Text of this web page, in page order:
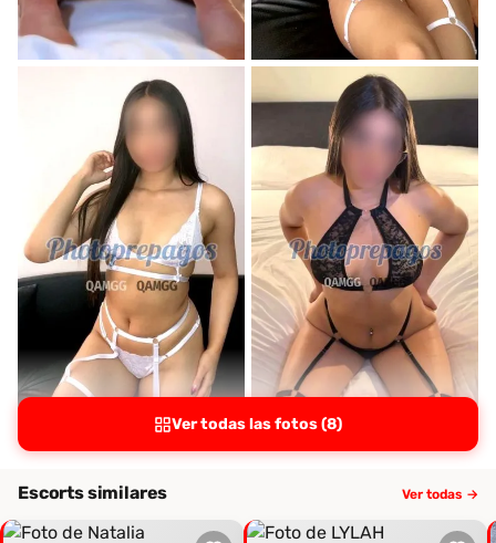
Ver todas las fotos (8)
Escorts similares Ver todas →